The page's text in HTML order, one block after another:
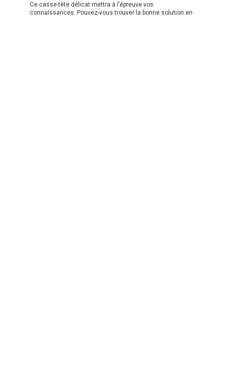
Ce casse-tête délicat mettra à l’épreuve vos
connaissances. Pouvez-vous trouver la bonne solution en